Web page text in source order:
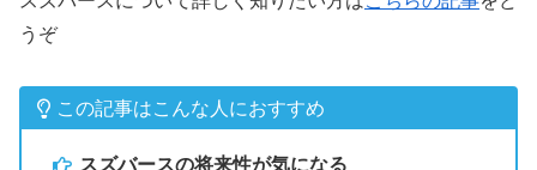
うぞ
この記事はこんな人におすすめ
スズバースの将来性が気になる